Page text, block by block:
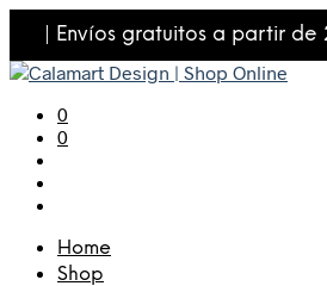
| Envíos gratuitos a partir de
0
0
Home
Shop